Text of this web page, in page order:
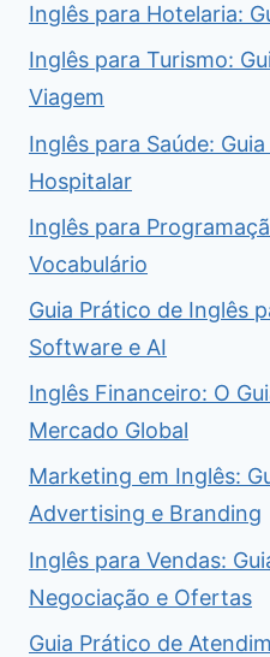
Inglês para Hotelaria:
Inglês para Turismo:
Viagem
Inglês para Saúde:
Hospitalar
Inglês para
Vocabulário
Guia Prático de Inglês
Software e AI
Inglês Financeiro: O
Mercado Global
Marketing em Inglês:
Advertising e Branding
Inglês para Vendas:
Negociação e Ofertas
Guia Prático de